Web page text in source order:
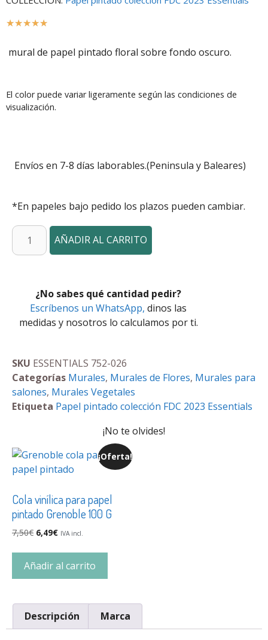
☆☆☆☆☆
mural de papel pintado floral sobre fondo oscuro.
El color puede variar ligeramente según las condiciones de
visualización.
Envíos en 7-8 días laborables.(Peninsula y Baleares)
*En papeles bajo pedido los plazos pueden cambiar.
AÑADIR AL CARRITO
¿No sabes qué cantidad pedir?
Escríbenos un WhatsApp, dinos las
medidas y nosotros lo calculamos por ti.
SKU ESSENTIALS 752-026
Categorías Murales, Murales de Flores, Murales para
salones, Murales Vegetales
Etiqueta Papel pintado colección FDC 2023 Essentials
¡No te olvides!
¡Oferta!
Cola vinílica para papel
pintado Grenoble 100 G
7,50€ 6,49€ IVA incl.
Añadir al carrito
Descripción Marca